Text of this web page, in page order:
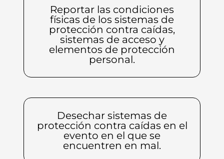
Reportar las condiciones
físicas de los sistemas de
protección contra caídas,
sistemas de acceso y
elementos de protección
personal.
Desechar sistemas de
protección contra caídas en el
evento en el que se
encuentren en mal.